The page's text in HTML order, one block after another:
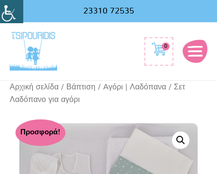
23310 72535
0
Αρχική σελίδα / Βάπτιση / Aγόρι | Λαδόπανα / Σετ
Λαδόπανο για αγόρι
Προσφορά!
Σετ
Λαδόπανο
Αναζήτηση
για: